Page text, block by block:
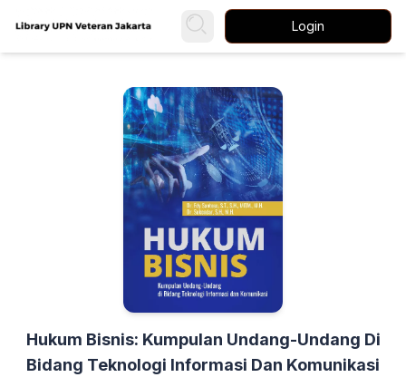
Login
Hukum Bisnis: Kumpulan Undang-Undang Di
Bidang Teknologi Informasi Dan Komunikasi